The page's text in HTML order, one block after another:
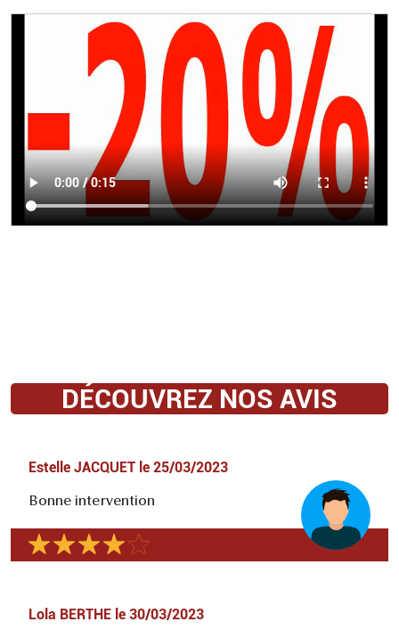
DÉCOUVREZ NOS AVIS
Estelle JACQUET le 25/03/2023
Bonne intervention
Lola BERTHE le 30/03/2023